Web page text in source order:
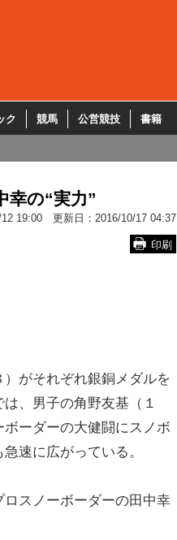
ク 競馬 公営競技 書籍
幸の“実力”
19:00 更新日： 2016/10/17 04:37
印刷
）がそれぞれ銀銅メダルを
、男子の角野友基（１
ーダーの大健闘にスノボ
速に広がっている。
スノーボーダーの田中幸